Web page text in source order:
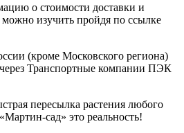
о стоимости доставки и
изучить пройдя по ссылке
(кроме Московского региона)
Транспортные компании ПЭК
пересылка растения любого
сад» это реальность!